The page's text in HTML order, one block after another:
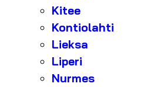
Kitee
Kontiolahti
Lieksa
Liperi
Nurmes